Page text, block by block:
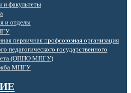
и факультеты
и отделы
первичная профсоюзная организация
педагогического государственного
(ОППО МПГУ)
МПГУ